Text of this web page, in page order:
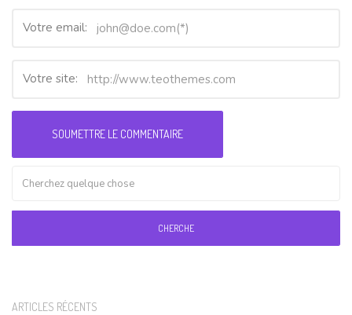
Votre email:
Votre site:
CHERCHE
ARTICLES RÉCENTS